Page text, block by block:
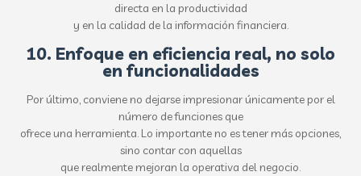
directa en la productividad
y en la calidad de la información financiera.
10. Enfoque en eficiencia real, no solo
en funcionalidades
Por último, conviene no dejarse impresionar únicamente por el
número de funciones que
ofrece una herramienta. Lo importante no es tener más opciones,
sino contar con aquellas
que realmente mejoran la operativa del negocio.